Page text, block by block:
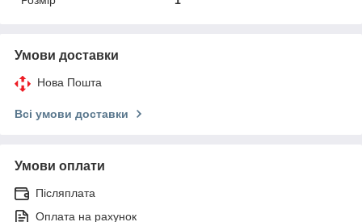
Умови доставки
Нова Пошта
Всі умови доставки
Умови оплати
Післяплата
Оплата на рахунок